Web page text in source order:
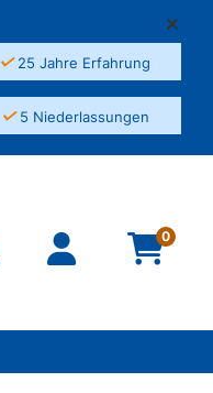
✓25 Jahre Erfahrung
✓5 Niederlassungen
0